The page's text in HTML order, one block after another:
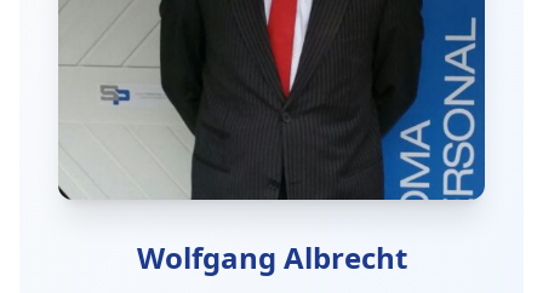
Wolfgang Albrecht